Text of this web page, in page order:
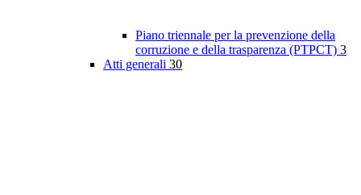
Piano triennale per la prevenzione della
corruzione e della trasparenza (PTPCT) 3
Atti generali 30